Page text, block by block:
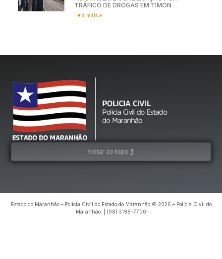
TRÁFICO DE DROGAS EM TIMON
Leia mais »
voltar ao topo
Estado do Maranhão – Polícia Civil do Estado do Maranhão © 2026 – Polícia Civil do
Maranhão. | (98) 3198-7700